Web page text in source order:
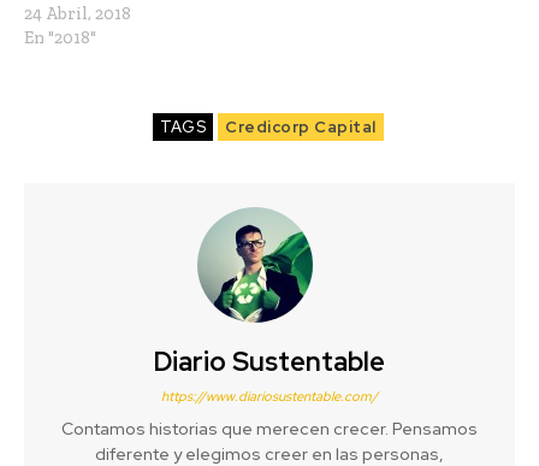
24 Abril, 2018
En "2018"
TAGS Credicorp Capital
Diario Sustentable
https://www.diariosustentable.com/
Contamos historias que merecen crecer. Pensamos
diferente y elegimos creer en las personas,